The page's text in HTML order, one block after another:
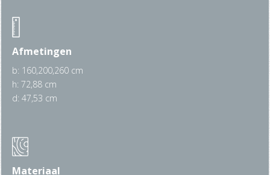
Afmetingen
b: 160,200,260 cm
h: 72,88 cm
d: 47,53 cm
Materiaal